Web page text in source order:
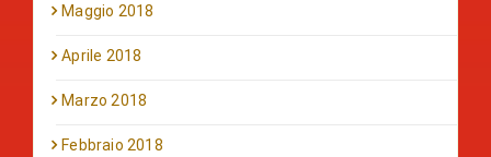
Maggio 2018
Aprile 2018
Marzo 2018
Febbraio 2018